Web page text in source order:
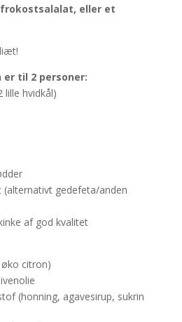
eller et
til 2 personer:
lille hvidkål)
(alternativt gedefeta/anden
af god kvalitet
citron)
(honning, agavesirup, sukrin